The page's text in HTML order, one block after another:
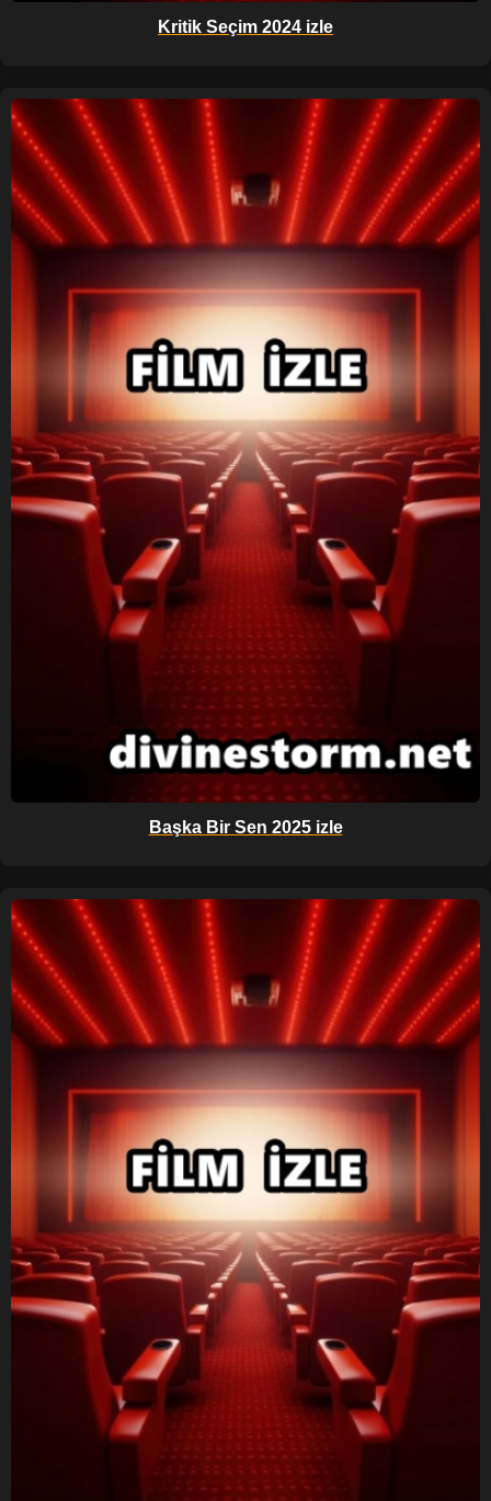
Kritik Seçim 2024 izle
Başka Bir Sen 2025 izle